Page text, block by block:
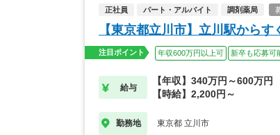
正社員 パート・アルバイト 調剤薬局
【東京都立川市】立川駅から
注目ポイント 年収600万円以上可 新卒も応募可
給与
【年収】340万円～600万円
【時給】2,200円～
勤務地 東京都 立川市